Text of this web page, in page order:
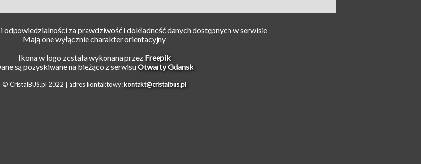
odpowiedzialności za prawdziwość i dokładność danych dostępnych w serwisie
Mają one wyłącznie charakter orientacyjny
Ikona w logo została wykonana przez Freepik
są pozyskiwane na bieżąco z serwisuOtwarty Gdansk
© CristalBUS.pl 2022 | adres kontaktowy: kontakt@cristalbus.pl